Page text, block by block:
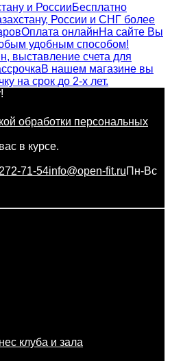
и РоссииБесплатно
России и СНГ более
Оплата онлайнНа сайте Вы
удобным способом!
выставление счета для
В нашем магазине вы
на срок до 2-х лет.
обработки персональных
в курсе.
71-54info@open-fit.ruПн-Вс
клуба и зала